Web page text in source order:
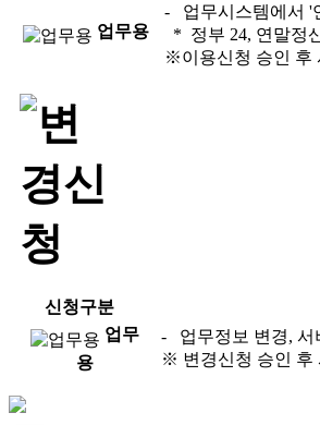
업무용
- 업무시스템에서 '
* 정부 24, 연말정
※이용신청 승인 후
신청구분
업무
용
- 업무정보 변경, 서
※ 변경신청 승인 후